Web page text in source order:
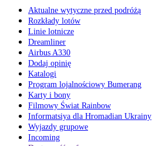
Aktualne wytyczne przed podróżą
Rozkłady lotów
Linie lotnicze
Dreamliner
Airbus A330
Dodaj opinię
Katalogi
Program lojalnościowy Bumerang
Karty i bony
Filmowy Świat Rainbow
Informatsiya dla Hromadian Ukrainy
Wyjazdy grupowe
Incoming